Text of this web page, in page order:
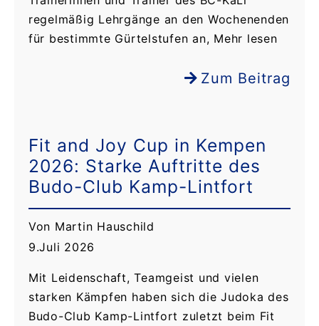
regelmäßig Lehrgänge an den Wochenenden
für bestimmte Gürtelstufen an, Mehr lesen
Zum Beitrag
Fit and Joy Cup in Kempen
2026: Starke Auftritte des
Budo-Club Kamp-Lintfort
Von Martin Hauschild
9.Juli 2026
Mit Leidenschaft, Teamgeist und vielen
starken Kämpfen haben sich die Judoka des
Budo-Club Kamp-Lintfort zuletzt beim Fit